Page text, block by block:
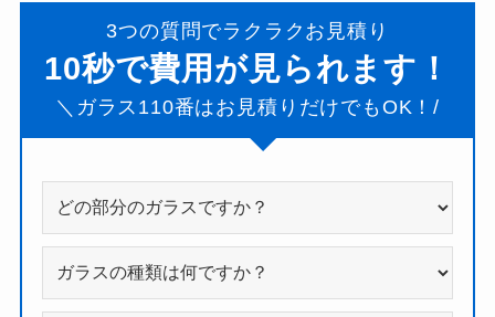
3つの質問でラクラクお見積り
10秒で費用が見られます！
＼ガラス110番はお見積りだけでもOK！/